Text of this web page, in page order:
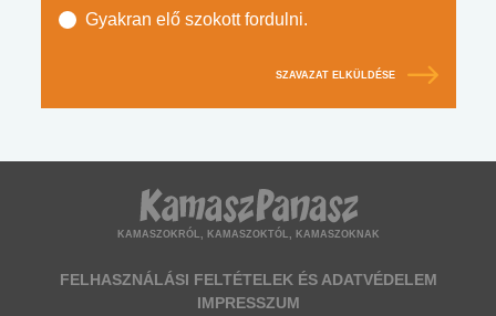
Gyakran elő szokott fordulni.
SZAVAZAT ELKÜLDÉSE
KAMASZOKRÓL, KAMASZOKTÓL, KAMASZOKNAK
FELHASZNÁLÁSI FELTÉTELEK ÉS ADATVÉDELEM
IMPRESSZUM